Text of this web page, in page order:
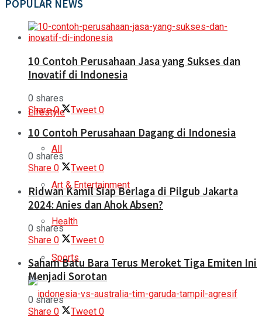
Lifestyle
All
Art & Entertainment
Health
Sports
POPULAR NEWS
10 Contoh Perusahaan Jasa yang Sukses dan
Inovatif di Indonesia
0 shares
Share 0 Tweet 0
10 Contoh Perusahaan Dagang di Indonesia
0 shares
Share 0 Tweet 0
Ridwan Kamil Siap Berlaga di Pilgub Jakarta
2024: Anies dan Ahok Absen?
0 shares
Share 0 Tweet 0
Saham Batu Bara Terus Meroket Tiga Emiten Ini
Menjadi Sorotan
0 shares
Share 0 Tweet 0